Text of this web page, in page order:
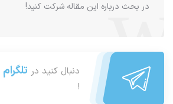
در بحث درباره این مقاله شرکت کنید!
دنبال کنید در تلگرام
!